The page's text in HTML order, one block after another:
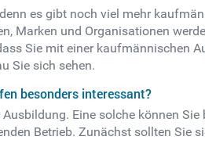
es gibt noch viel mehr
Marken und Organisationen
Sie mit einer kaufmännischen
Sie sich sehen.
besonders interessant?
Eine solche können
Betrieb. Zunächst sollten Sie